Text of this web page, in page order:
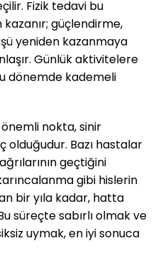
Fizik tedavi bu
güçlendirme,
yeniden kazanmaya
Günlük aktivitelere
dönemde kademeli
nokta, sinir
olduğudur. Bazı hastalar
geçtiğini
gibi hislerin
bir yıla kadar, hatta
süreçte sabırlı olmak ve
uymak, en iyi sonuca